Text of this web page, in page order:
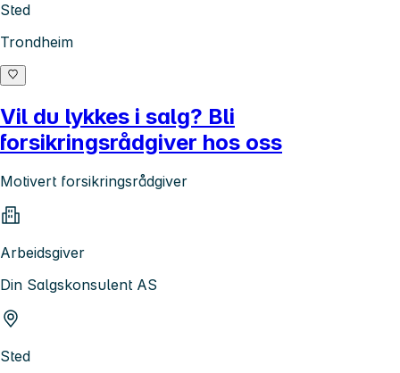
Sted
Trondheim
Vil du lykkes i salg? Bli
forsikringsrådgiver hos oss
Motivert forsikringsrådgiver
Arbeidsgiver
Din Salgskonsulent AS
Sted